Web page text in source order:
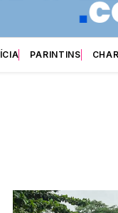
PARINTINS